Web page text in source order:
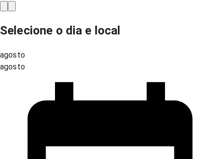
Selecione o dia e local
agosto
agosto